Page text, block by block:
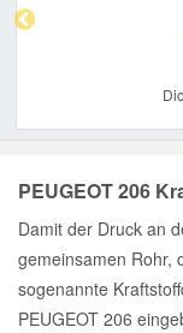
PEUGEOT 206
Damit der Druck an
gemeinsamen Rohr,
sogenannte
PEUGEOT 206